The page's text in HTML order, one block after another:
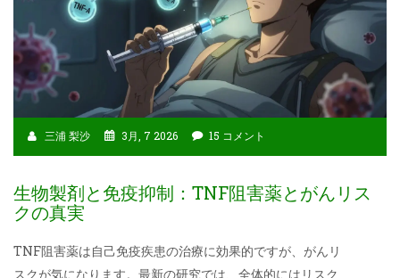
三浦 梨沙 3月, 7 2026 15 コメント
生物製剤と免疫抑制：TNF阻害薬とがんリス
クの真実
TNF阻害薬は自己免疫疾患の治療に効果的ですが、がんリ
スクが気になります。最新の研究では、全体的にはリスク